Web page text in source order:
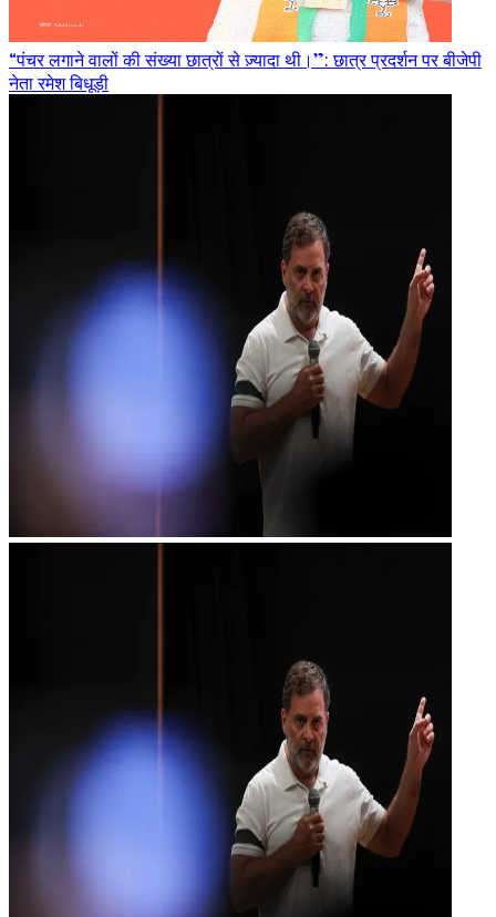
“पंचर लगाने वालों की संख्या छात्रों से ज़्यादा थी।”: छात्र प्रदर्शन पर बीजेपी
नेता रमेश बिधूड़ी